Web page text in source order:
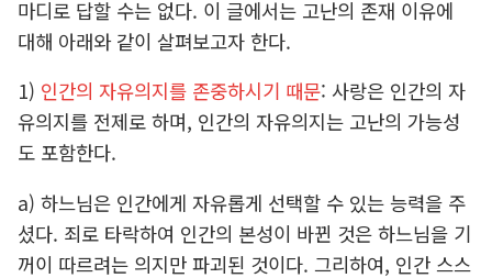
마디로 답할 수는 없다. 이 글에서는 고난의 존재 이유에
대해 아래와 같이 살펴보고자 한다.
1) 인간의 자유의지를 존중하시기 때문: 사랑은 인간의 자
유의지를 전제로 하며, 인간의 자유의지는 고난의 가능성
도 포함한다.
a) 하느님은 인간에게 자유롭게 선택할 수 있는 능력을 주
셨다. 죄로 타락하여 인간의 본성이 바뀐 것은 하느님을 기
꺼이 따르려는 의지만 파괴된 것이다. 그리하여, 인간 스스